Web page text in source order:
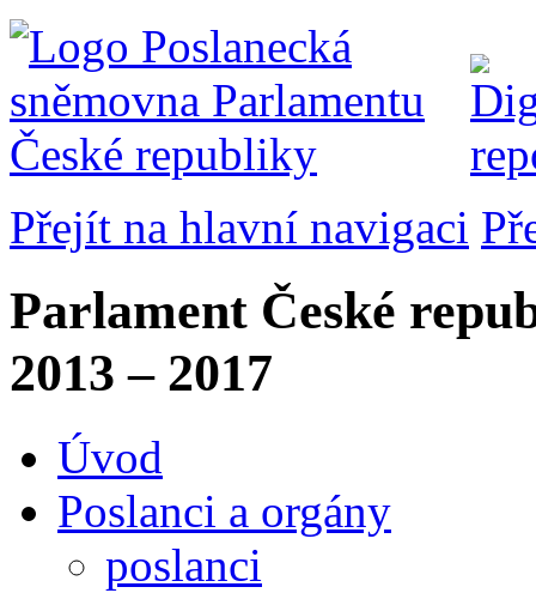
Přejít na hlavní navigaci
Parlament České
2013 – 2017
Úvod
Poslanci a orgány
poslanci